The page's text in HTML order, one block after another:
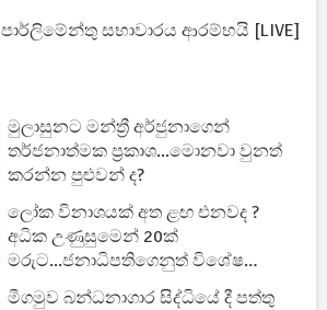
පාර්ලිමේන්තු සභාවාරය ආරම්භයි [LIVE]
මුලාසුනට මන්ත්‍රී අර්ජුනාගෙන්
තර්ජනාත්මක ප්‍රකාශ...මොනවා වුනත්
කරන්න පුළුවන් ද?
ලෝක විනාශයක් අත ළඟ එනවද ?
අධික උණුසුමෙන් 20ක්
මරුට...ජනාධිපතිගෙනුත් විශේෂ
ප්‍රකාශයක්
මීගමුව බන්ධනාගාර සිද්ධියේ දී පත්තු